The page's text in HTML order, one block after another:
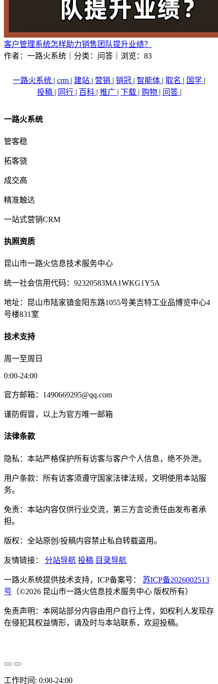
客户管理系统怎样助力销售团队提升业绩？
作者：一路火系统｜分类：问答｜浏览：83
一路火系统 | crm | 建站 | 营销 | 销冠 | 智能体 | 取名 | 国学 |
投稿 | 同行 | 百科 | 推广 | 下载 | 购物 | 问答 |
一路火系统
管客稳
拓客骁
成交高
精准触达
一站式营销CRM
执照资质
昆山市一路火信息技术服务中心
统一社会信用代码：92320583MA1WKG1Y5A
地址：昆山市陆家镇金阳东路1055号美吉特工业品博览中心4
号楼831室
技术支持
周一至周日
0:00-24:00
官方邮箱：1490669295@qq.com
谨防假冒，以上为官方唯一邮箱
法律条款
隐私：本站严格保护所有访客与客户个人信息，绝不外泄。
用户条款：所有访客须遵守国家法律法规，文明使用本站服
务。
免责：本站内容仅供行业交流，第三方言论责任由发布者承
担。
版权：全站原创/投稿内容禁止私自转载盗用。
友情链接： 分站导航 投稿 目录导航
一路火系统提供技术支持，ICP备案号： 苏ICP备2026002513
号 （©2026 昆山市一路火信息技术服务中心 版权所有）
免责声明：本网站部分内容由用户自行上传，如权利人发现存
在侵犯其权益情形，请及时与本站联系，欢迎投稿。
工作时间: 0:00-24:00